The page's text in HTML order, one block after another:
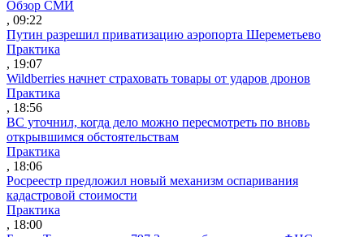
Обзор СМИ
, 09:22
Путин разрешил приватизацию аэропорта Шереметьево
Практика
, 19:07
Wildberries начнет страховать товары от ударов дронов
Практика
, 18:56
ВС уточнил, когда дело можно пересмотреть по вновь
открывшимся обстоятельствам
Практика
, 18:06
Росреестр предложил новый механизм оспаривания
кадастровой стоимости
Практика
, 18:00